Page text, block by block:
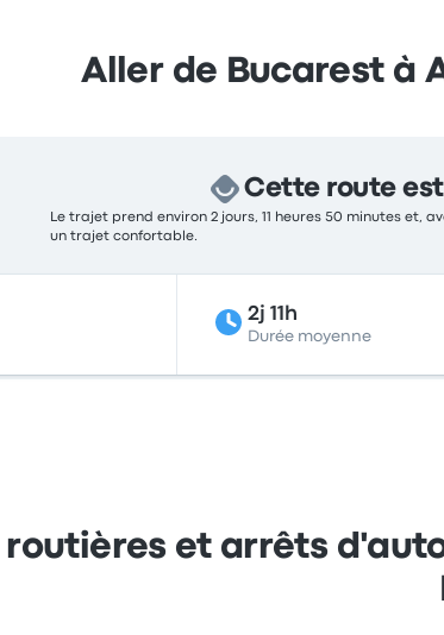
Aller de Bucarest à
Cette route
Le trajet prend environ 2 jours, 11 heures 50 minutes et,
un trajet confortable.
2j 11h
Durée moyenne
routières et arrêts